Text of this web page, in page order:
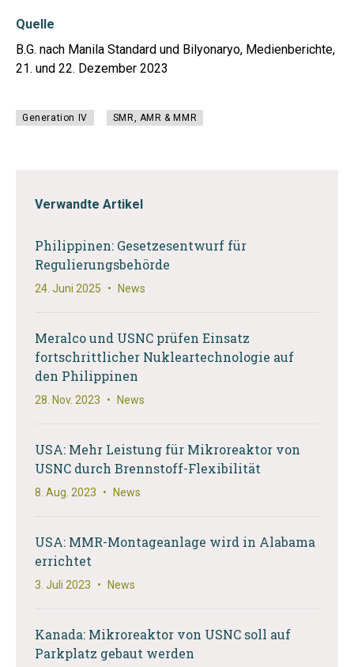
Quelle
B.G. nach Manila Standard und Bilyonaryo, Medienberichte,
21. und 22. Dezember 2023
Generation IV SMR, AMR & MMR
Verwandte Artikel
Philippinen: Gesetzesentwurf für
Regulierungsbehörde
24. Juni 2025 • News
Meralco und USNC prüfen Einsatz
fortschrittlicher Nukleartechnologie auf
den Philippinen
28. Nov. 2023 • News
USA: Mehr Leistung für Mikroreaktor von
USNC durch Brennstoff-Flexibilität
8. Aug. 2023 • News
USA: MMR-Montageanlage wird in Alabama
errichtet
3. Juli 2023 • News
Kanada: Mikroreaktor von USNC soll auf
Parkplatz gebaut werden